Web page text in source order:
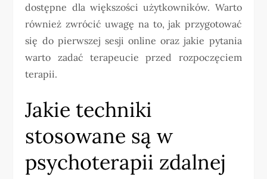
dostępne dla większości użytkowników. Warto
również zwrócić uwagę na to, jak przygotować
się do pierwszej sesji online oraz jakie pytania
warto zadać terapeucie przed rozpoczęciem
terapii.
Jakie techniki
stosowane są w
psychoterapii zdalnej